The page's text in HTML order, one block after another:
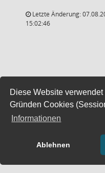
Diese Website
Gründen Cookies
Informationen
Ablehnen
Letzte Änderung:
15:02:46